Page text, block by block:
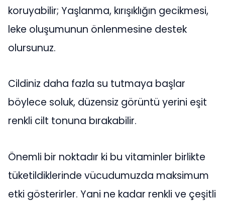
koruyabilir; Yaşlanma, kırışıklığın gecikmesi,
leke oluşumunun önlenmesine destek
olursunuz.
Cildiniz daha fazla su tutmaya başlar
böylece soluk, düzensiz görüntü yerini eşit
renkli cilt tonuna bırakabilir.
Önemli bir noktadır ki bu vitaminler birlikte
tüketildiklerinde vücudumuzda maksimum
etki gösterirler. Yani ne kadar renkli ve çeşitli